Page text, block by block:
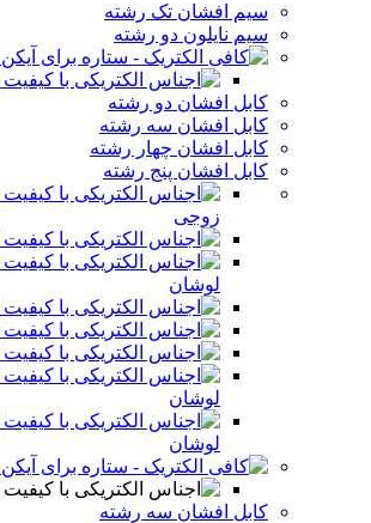
سیم افشان تک رشته
سیم نایلون دو رشته
کابل افشان دو رشته
کابل افشان سه رشته
کابل افشان چهار رشته
کابل افشان پنج رشته
زوجی
لوشان
لوشان
لوشان
کابل افشان سه رشته